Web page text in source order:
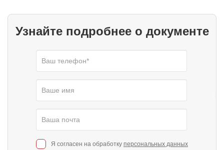
Узнайте подробнее о документе
Я согласен на обработку персональных данных